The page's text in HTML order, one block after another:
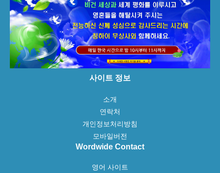
사이트 정보
소개
연락처
개인정보처리방침
모바일버전
Wordwide Contact
영어 사이트